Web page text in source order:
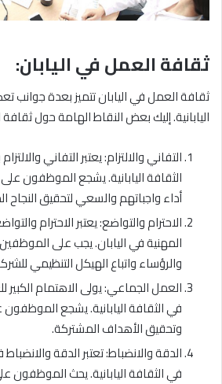
ثقافة العمل في اليابان:
ثقافة العمل في اليابان تتميز بعدة جوانب
اليابانية. إليك بعض النقاط الهامة حول
التفاني والالتزام: يعتبر التفاني
الثقافة اليابانية. يشجع الموظفون
أداء واجباتهم والسعي لتحقيق النجاح
الاحترام والتواضع: يعتبر الاحترام
المهنية في اليابان. يجب على الموظفين
والرؤساء واتباع الهيكل التنظيمي
العمل الجماعي: يولى الاهتمام
في الثقافة اليابانية. يشجع
وتحقيق الأهداف المشتركة.
الدقة والانضباط: تعتبر الدقة
في الثقافة اليابانية. يحث الموظفون